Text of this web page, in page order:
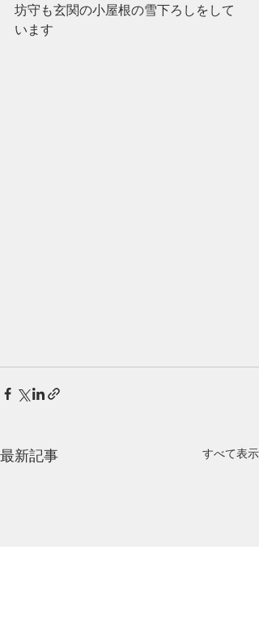
坊守も玄関の小屋根の雪下ろしをして
います
最新記事 すべて表示